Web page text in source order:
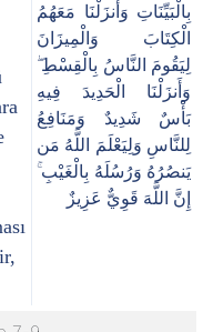
بِالْبَيِّنَاتِ وَأَنزَلْنَا مَعَهُمُ
الْكِتَابَ وَالْمِيزَانَ
لِيَقُومَ النَّاسُ بِالْقِسْطِ ۖ
وَأَنزَلْنَا الْحَدِيدَ فِيهِ
بَأْسٌ شَدِيدٌ وَمَنَافِعُ
لِلنَّاسِ وَلِيَعْلَمَ اللَّهُ مَن
يَنصُرُهُ وَرُسُلَهُ بِالْغَيْبِ ۚ
إِنَّ اللَّهَ قَوِيٌّ عَزِيزٌ